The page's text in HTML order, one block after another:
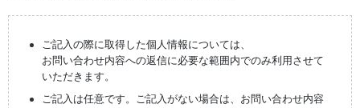
ご記入の際に取得した個人情報については、
お問い合わせ内容への返信に必要な範囲内でのみ利用させて
いただきます。
ご記入は任意です。ご記入がない場合は、お問い合わせ内容